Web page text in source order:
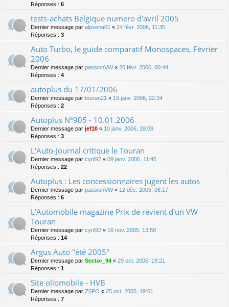
Réponses : 6
tests-achats Belgique numero d'avril 2005
Dernier message par alpsena01 « 24 févr. 2006, 11:35
Réponses : 3
Auto Turbo, le guide comparatif Monospaces, Février
2006
Dernier message par passionVW« 20 févr. 2006, 00:44
Réponses : 4
autoplus du 17/01/2006
Dernier message par touran21 « 19 janv. 2006, 22:34
Réponses : 2
Autoplus N°905 - 10.01.2006
Dernier message par jef10 « 10 janv. 2006, 19:09
Réponses : 3
L'Auto-Journal critique le Touran
Dernier message par cyril92 « 09 janv. 2006, 11:45
Réponses : 22
Autoplus : Les concessionnaires jugent les autos
Dernier message par passionVW« 12 déc. 2005, 08:17
Réponses : 6
L'Automobile magazine Prix de revient d'un VW
Touran
Dernier message par cyril92 « 16 nov. 2005, 13:58
Réponses : 14
Argus Auto "été 2005"
Dernier message par Sector_94 « 29 oct. 2005, 19:21
Réponses : 1
Site oliomobile - HVB
Dernier message par Z6PO « 25 oct. 2005, 19:51
Réponses : 7